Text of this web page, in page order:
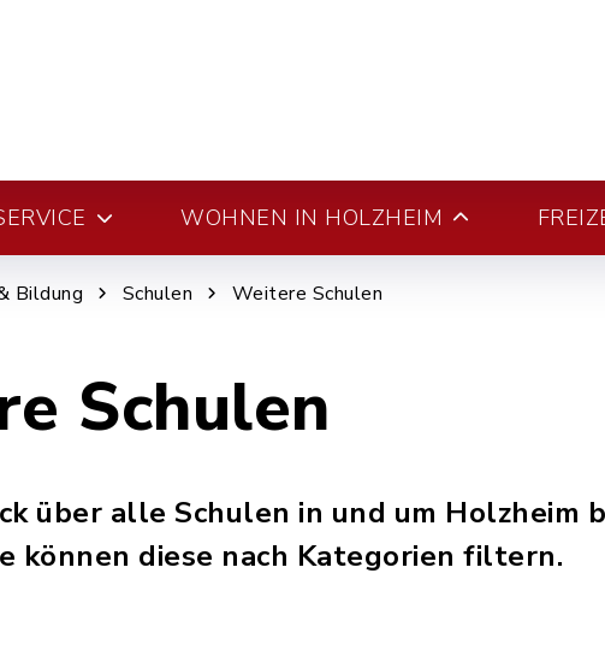
WOHNEN IN HOLZHEIM
Bildung Schulen Weitere Schulen
Schulen
über alle Schulen in und um Holzheim
können diese nach Kategorien filtern.